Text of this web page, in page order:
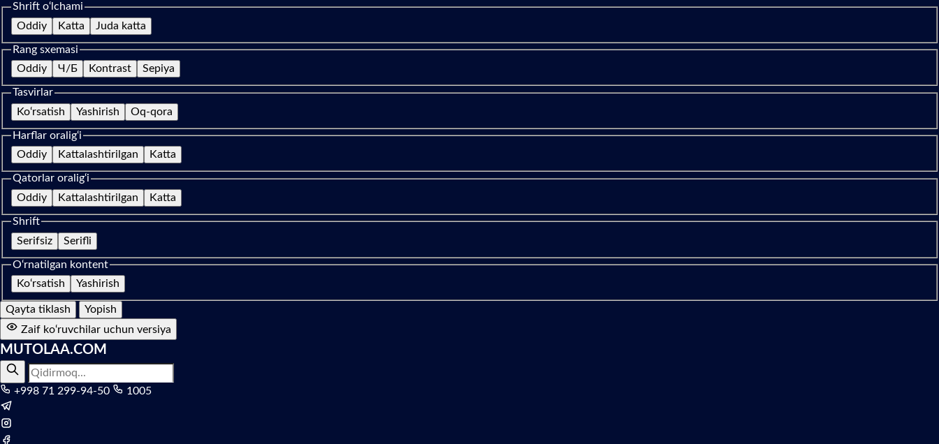
Shrift o‘lchami
Oddiy
Katta Juda katta
Rang sxemasi
Oddiy
Ч/Б Kontrast Sepiya
Tasvirlar
Ko‘rsatish
Yashirish Oq-qora
Harflar oralig‘i
Oddiy
Kattalashtirilgan Katta
Qatorlar oralig‘i
Oddiy
Kattalashtirilgan Katta
Shrift
Serifsiz
Serifli
O‘rnatilgan kontent
Ko‘rsatish
Yashirish
Qayta tiklash
Yopish
Zaif ko‘ruvchilar uchun versiya
MUTOLAA.COM
+998 71 299-94-50 1005